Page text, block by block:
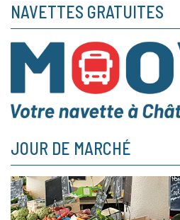
NAVETTES GRATUITES
JOUR DE MARCHÉ